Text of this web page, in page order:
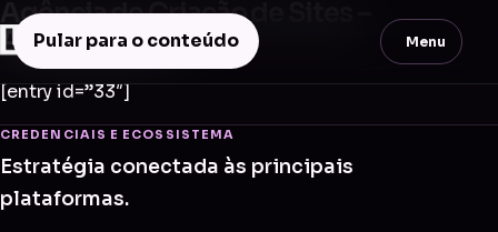
Pular para o conteúdo Menu
Agência de Criação de Sites –
Araçariguama
[entry id=”33″]
CREDENCIAIS E ECOSSISTEMA
Estratégia conectada às principais
plataformas.